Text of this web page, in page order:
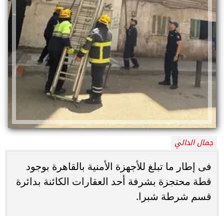
جمال الدالي
فى إطار ما تبلغ للأجهزة الأمنية بالقاهرة بوجود
قطة محتجزة بشرفة أحد العقارات الكائنة بدائرة
قسم شرطة شبرا.